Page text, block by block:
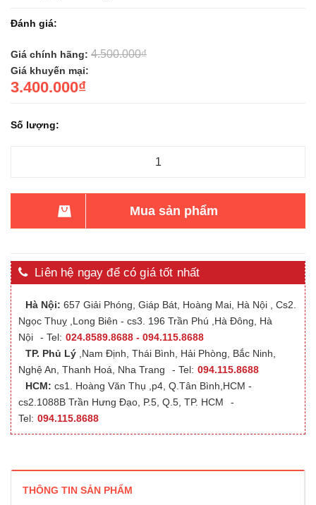
Đánh giá:
Giá chính hãng: 4.500.000₫
Giá khuyến mại:
3.400.000₫
Số lượng:
Mua sản phẩm
Liên hệ ngay để có giá tốt nhất
Hà Nội: 657 Giải Phóng, Giáp Bát, Hoàng Mai, Hà Nội , Cs2.
Ngọc Thuỵ ,Long Biên - cs3. 196 Trần Phú ,Hà Đông, Hà
Nội
- Tel: 024.8589.8688 - 094.115.8688
TP. Phủ Lý ,Nam Định, Thái Bình, Hải Phòng, Bắc Ninh,
Nghệ An, Thanh Hoá, Nha Trang
- Tel: 094.115.8688
HCM: cs1. Hoàng Văn Thụ ,p4, Q.Tân Bình,HCM -
cs2.1088B Trần Hưng Đạo, P.5, Q.5, TP. HCM
-
Tel: 094.115.8688
THÔNG TIN SẢN PHẨM